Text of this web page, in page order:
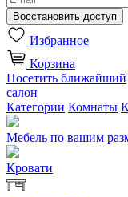
Избранное
Корзина
Посетить ближайший
салон
Категории Комнаты
Мебель по вашим
Кровати